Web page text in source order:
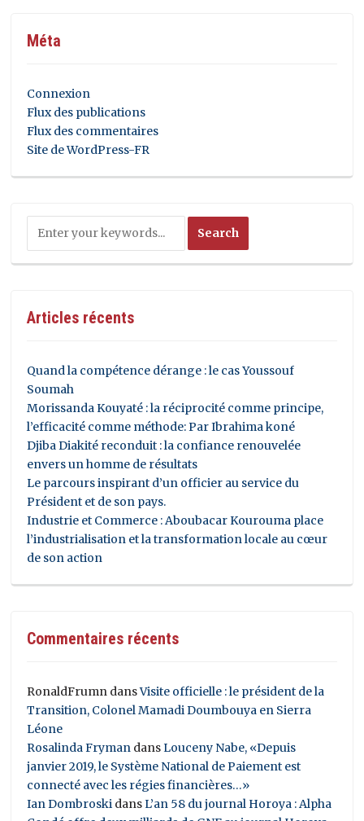
Méta
Connexion
Flux des publications
Flux des commentaires
Site de WordPress-FR
Articles récents
Quand la compétence dérange : le cas Youssouf
Soumah
Morissanda Kouyaté : la réciprocité comme principe,
l’efficacité comme méthode: Par Ibrahima koné
Djiba Diakité reconduit : la confiance renouvelée
envers un homme de résultats
Le parcours inspirant d’un officier au service du
Président et de son pays.
Industrie et Commerce : Aboubacar Kourouma place
l’industrialisation et la transformation locale au cœur
de son action
Commentaires récents
RonaldFrumn dansVisite officielle : le président de la
Transition, Colonel Mamadi Doumbouya en Sierra
Léone
Rosalinda Fryman dansLouceny Nabe, «Depuis
janvier 2019, le Système National de Paiement est
connecté avec les régies financières…»
Ian Dombroski dansL’an 58 du journal Horoya : Alpha